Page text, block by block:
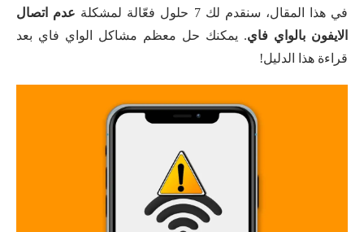
في هذا المقال، سنقدم لك 7 حلول فعّالة لمشكلة
عدم اتصال
الايفون بالواي فاي. يمكنك حل معظم مشاكل الواي فاي بعد
قراءة هذا الدليل!